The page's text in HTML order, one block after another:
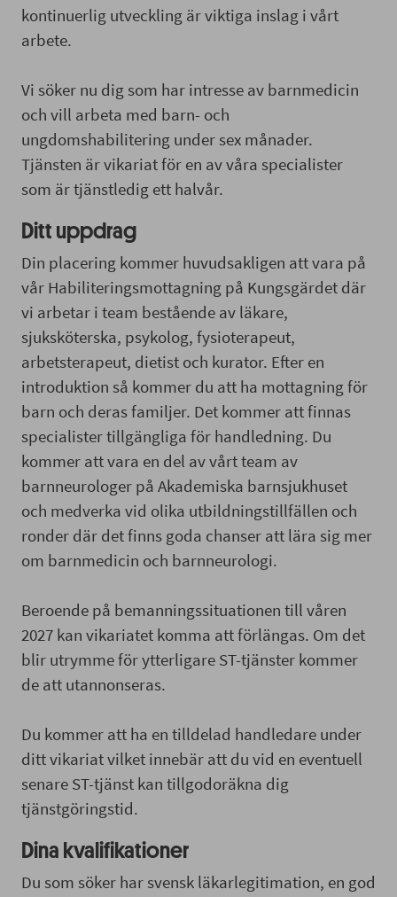
kontinuerlig utveckling är viktiga inslag i vårt
arbete.
Vi söker nu dig som har intresse av barnmedicin
och vill arbeta med barn- och
ungdomshabilitering under sex månader.
Tjänsten är vikariat för en av våra specialister
som är tjänstledig ett halvår.
Ditt uppdrag
Din placering kommer huvudsakligen att vara på
vår Habiliteringsmottagning på Kungsgärdet där
vi arbetar i team bestående av läkare,
sjuksköterska, psykolog, fysioterapeut,
arbetsterapeut, dietist och kurator. Efter en
introduktion så kommer du att ha mottagning för
barn och deras familjer. Det kommer att finnas
specialister tillgängliga för handledning. Du
kommer att vara en del av vårt team av
barnneurologer på Akademiska barnsjukhuset
och medverka vid olika utbildningstillfällen och
ronder där det finns goda chanser att lära sig mer
om barnmedicin och barnneurologi.
Beroende på bemanningssituationen till våren
2027 kan vikariatet komma att förlängas. Om det
blir utrymme för ytterligare ST-tjänster kommer
de att utannonseras.
Du kommer att ha en tilldelad handledare under
ditt vikariat vilket innebär att du vid en eventuell
senare ST-tjänst kan tillgodoräkna dig
tjänstgöringstid.
Dina kvalifikationer
Du som söker har svensk läkarlegitimation, en god